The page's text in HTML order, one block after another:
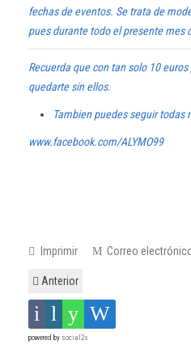
fechas de eventos. Se trata de
pues durante todo el presente mes
Recuerda que con tan solo 10
quedarte sin ellos.
Tambien puedes seguir todas
www.facebook.com/ALYMO99
Imprimir Correo
Anterior
powered by social2s